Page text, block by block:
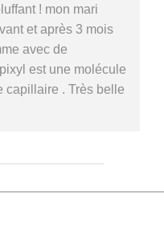
! mon mari
et après 3 mois
avec de
est une molécule
capillaire . Très belle